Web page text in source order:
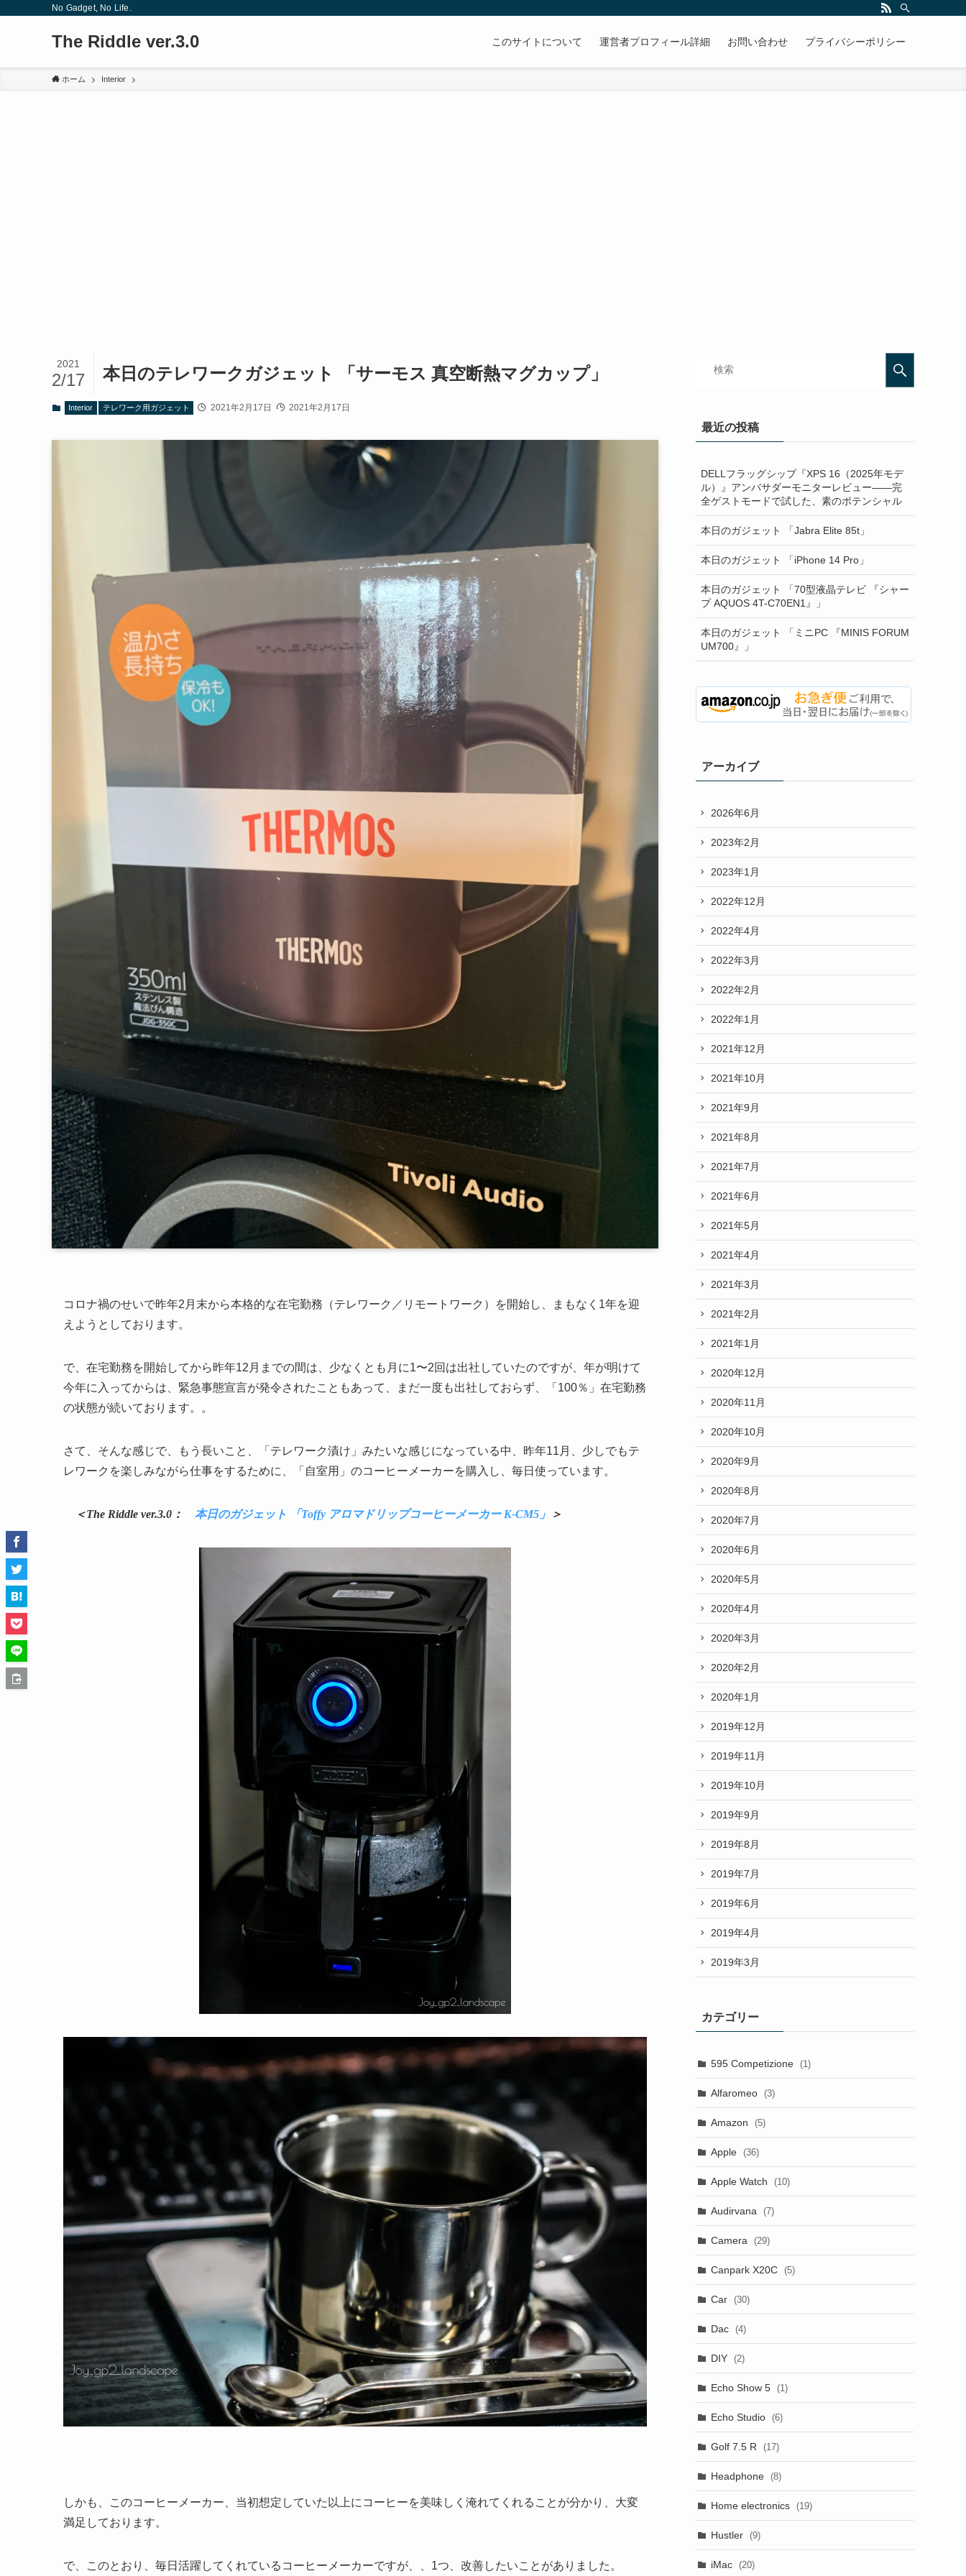
No Gadget, No Life.
The Riddle ver.3.0 このサイトについて 運営者プロフィール詳細 お問い合わせ プライバシーポリシー
ホーム Interior
本日のテレワークガジェット 「サーモス 真空断熱マグカップ」
2021
2/17
Interior テレワーク用ガジェット 2021年2月17日 2021年2月17日
コロナ禍のせいで昨年2月末から本格的な在宅勤務（テレワーク／リモートワーク）を開始し、まもなく1年を迎
えようとしております。
で、在宅勤務を開始してから昨年12月までの間は、少なくとも月に1〜2回は出社していたのですが、年が明けて
今年に入ってからは、緊急事態宣言が発令されたこともあって、まだ一度も出社しておらず、「100％」在宅勤務
の状態が続いております。。
さて、そんな感じで、もう長いこと、「テレワーク漬け」みたいな感じになっている中、昨年11月、少しでもテ
レワークを楽しみながら仕事をするために、「自室用」のコーヒーメーカーを購入し、毎日使っています。
＜The Riddle ver.3.0： 本日のガジェット 「Toffy アロマドリップコーヒーメーカー K-CM5」 ＞
しかも、このコーヒーメーカー、当初想定していた以上にコーヒーを美味しく淹れてくれることが分かり、大変
満足しております。
で、このとおり、毎日活躍してくれているコーヒーメーカーですが、、1つ、改善したいことがありました。
最近の投稿
DELLフラッグシップ『XPS 16（2025年モデ
ル）』アンバサダーモニターレビュー——完
全ゲストモードで試した、素のポテンシャル
本日のガジェット 「Jabra Elite 85t」
本日のガジェット 「iPhone 14 Pro」
本日のガジェット 「70型液晶テレビ 『シャー
プ AQUOS 4T-C70EN1』」
本日のガジェット 「ミニPC 『MINIS FORUM
UM700』」
アーカイブ
2026年6月
2023年2月
2023年1月
2022年12月
2022年4月
2022年3月
2022年2月
2022年1月
2021年12月
2021年10月
2021年9月
2021年8月
2021年7月
2021年6月
2021年5月
2021年4月
2021年3月
2021年2月
2021年1月
2020年12月
2020年11月
2020年10月
2020年9月
2020年8月
2020年7月
2020年6月
2020年5月
2020年4月
2020年3月
2020年2月
2020年1月
2019年12月
2019年11月
2019年10月
2019年9月
2019年8月
2019年7月
2019年6月
2019年4月
2019年3月
カテゴリー
595 Competizione (1)
Alfaromeo (3)
Amazon (5)
Apple (36)
Apple Watch (10)
Audirvana (7)
Camera (29)
Canpark X20C (5)
Car (30)
Dac (4)
DIY (2)
Echo Show 5 (1)
Echo Studio (6)
Golf 7.5 R (17)
Headphone (8)
Home electronics (19)
Hustler (9)
iMac (20)